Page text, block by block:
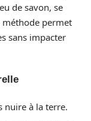
de savon, se
méthode permet
sans impacter
nuire à la terre.